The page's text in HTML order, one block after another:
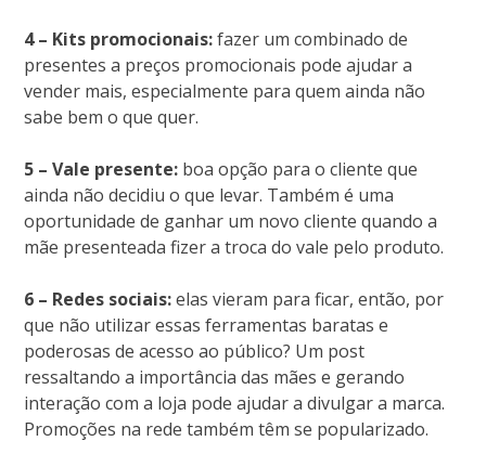
4 – Kits promocionais:fazer um combinado de
presentes a preços promocionais pode ajudar a
vender mais, especialmente para quem ainda não
sabe bem o que quer.
5 – Vale presente: boa opção para o cliente que
ainda não decidiu o que levar. Também é uma
oportunidade de ganhar um novo cliente quando a
mãe presenteada fizer a troca do vale pelo produto.
6 – Redes sociais:elas vieram para ficar, então, por
que não utilizar essas ferramentas baratas e
poderosas de acesso ao público? Um post
ressaltando a importância das mães e gerando
interação com a loja pode ajudar a divulgar a marca.
Promoções na rede também têm se popularizado.